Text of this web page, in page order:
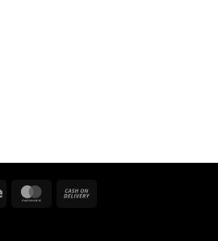
Stripe MasterCard